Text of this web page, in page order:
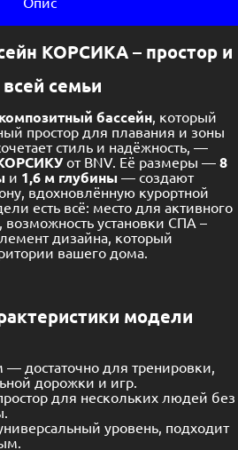
КОРСИКА – простор и
семьи
бассейн, который
простор для плавания и зоны
стиль и надёжность, —
от BNV. Её размеры — 8
и 1,6 м глубины — создают
вдохновлённую курортной
есть всё: место для активного
возможность установки СПА –
дизайна, который
вашего дома.
модели
— достаточно для тренировки,
дорожки и игр.
для нескольких людей без
уровень, подходит